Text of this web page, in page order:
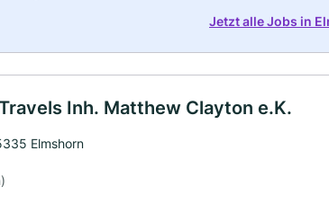
Jetzt alle Jobs in
Inh. Matthew Clayton e.K.
Elmshorn